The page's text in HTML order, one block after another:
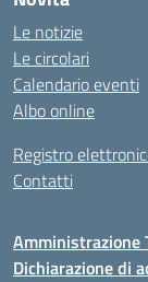
Le notizie
Le circolari
Calendario eventi
Albo online
Registro
Contatti
Amministrazione
Dichiarazione di